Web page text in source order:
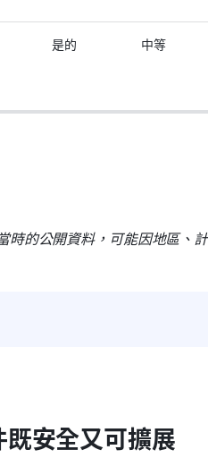
是的 中等
的公開資料，可能因地區、
安全又可擴展